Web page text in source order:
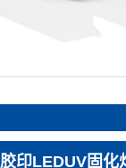
胶印LEDUV固化